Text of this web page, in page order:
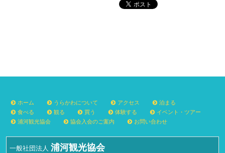
ホーム うらかわについて アクセス
泊まる
食べる
観る 買う 体験する
イベント・ツアー
浦河観光協会
協会入会のご案内 お問い合わせ
一般社団法人 浦河観光協会